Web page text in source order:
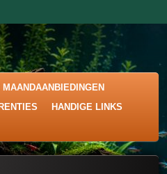
HANDIGE LINKS